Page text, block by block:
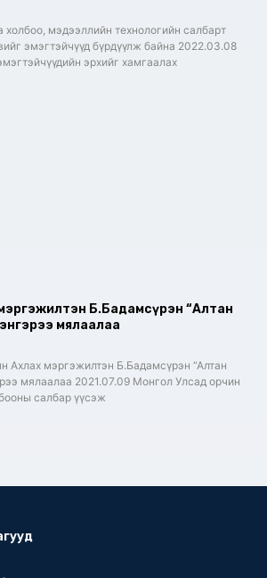
мэдээллийн технологийн салбарт
эмэгтэйчүүд бүрдүүлж байна 2022.03.08
эрхийг хамгаалах
Б.Бадамсүрэн “Алтан
мялаалаа
мэргэжилтэн Б.Бадамсүрэн “Алтан
мялаалаа 2021.07.09 Монгол Улсад орчин
салбар үүсэж